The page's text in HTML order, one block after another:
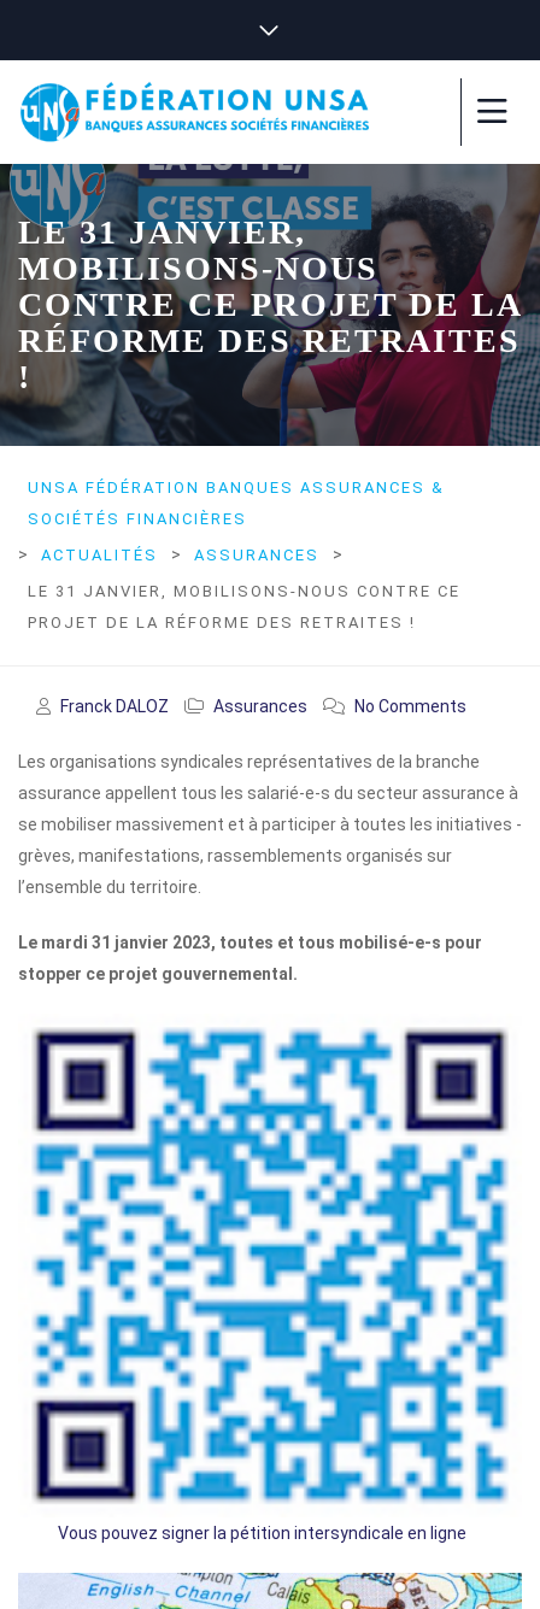
LE 31 JANVIER,
MOBILISONS-NOUS
CONTRE CE PROJET DE LA
RÉFORME DES RETRAITES
!
UNSA FÉDÉRATION BANQUES ASSURANCES &
SOCIÉTÉS FINANCIÈRES
> ACTUALITÉS > ASSURANCES >
LE 31 JANVIER, MOBILISONS-NOUS CONTRE CE
PROJET DE LA RÉFORME DES RETRAITES !
Franck DALOZ Assurances No Comments
Les organisations syndicales représentatives de la branche
assurance appellent tous les salarié-e-s du secteur assurance à
se mobiliser massivement et à participer à toutes les initiatives -
grèves, manifestations, rassemblements organisés sur
l’ensemble du territoire.
Le mardi 31 janvier 2023, toutes et tous mobilisé-e-s pour
stopper ce projet gouvernemental.
Vous pouvez signer la pétition intersyndicale en ligne